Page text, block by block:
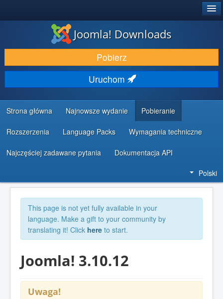
DODATKI I ROZSZERZENIA
ODKRYJ & POZNAJ
SPOŁECZNOŚĆ & WSPARCIE
ZASOBY DLA PROGRAMISTÓW
Joomla! Downloads
Pobierz
Uruchom
Strona główna Najnowsze wydanie Pobieranie
Rozszerzenia Language Packs Wymagania techniczne
Najczęściej zadawane pytania Dokumentacja API
Polski
This page is not yet fully available in your
language. Make a gift to your community by
translating it! Click here to start.
Joomla! 3.10.12
Uwaga!